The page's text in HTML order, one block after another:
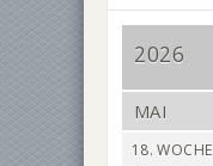
2026
MAI
18. WOCHE